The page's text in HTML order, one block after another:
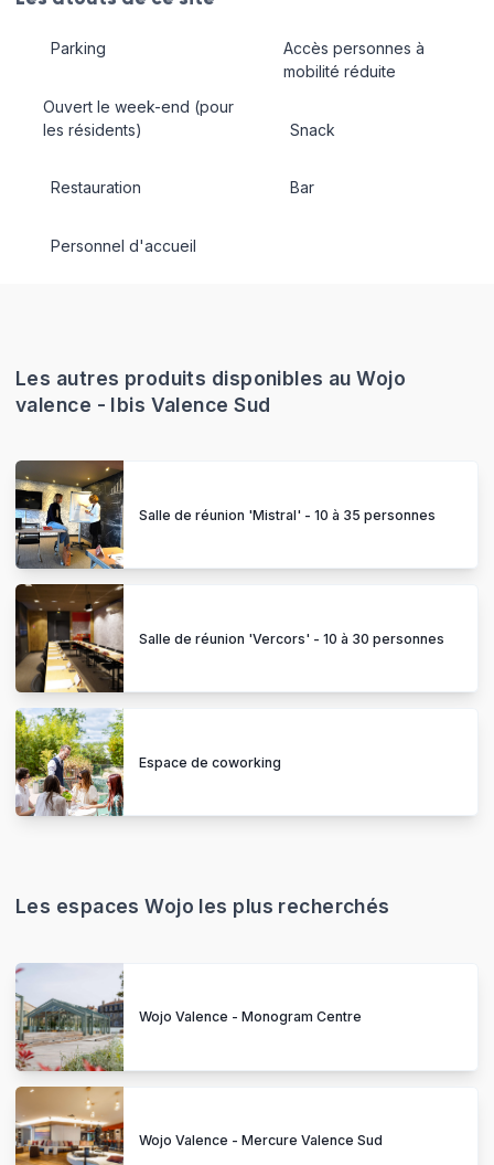
Parking
Ouvert le week-end (pour
les résidents)
Restauration
Personnel d'accueil
Accès personnes à
mobilité réduite
Snack
Bar
Les autres produits disponibles au Wojo
valence - Ibis Valence Sud
Salle de réunion 'Mistral' - 10 à 35 personnes
Salle de réunion 'Vercors' - 10 à 30 personnes
Espace de coworking
Les espaces Wojo les plus recherchés
Wojo Valence - Monogram Centre
Wojo Valence - Mercure Valence Sud